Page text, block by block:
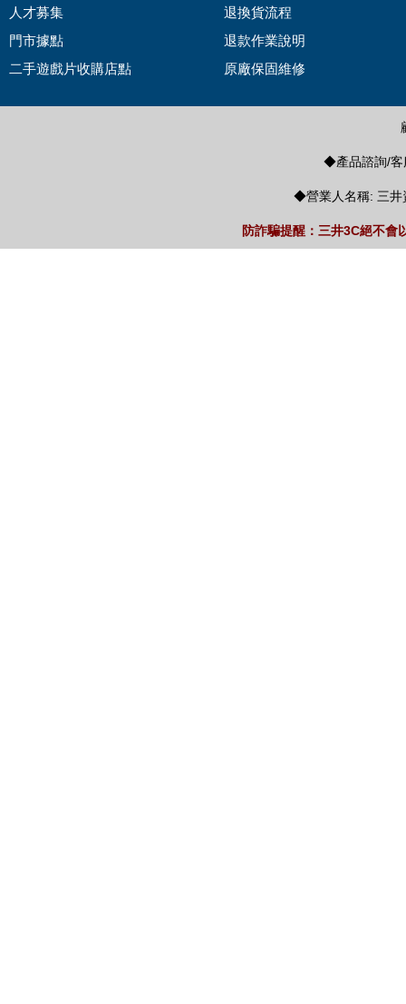
人才募集
門市據點
二手遊戲片收購店點
退換貨流程
退款作業說明
原廠保固維修
◆產品諮詢/客
◆營業人名稱: 三井
防詐騙提醒：三井3C絕不會